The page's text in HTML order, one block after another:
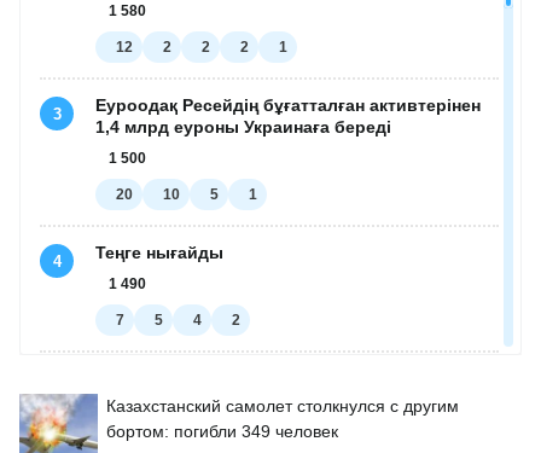
Казахстанский самолет столкнулся с другим
бортом: погибли 349 человек